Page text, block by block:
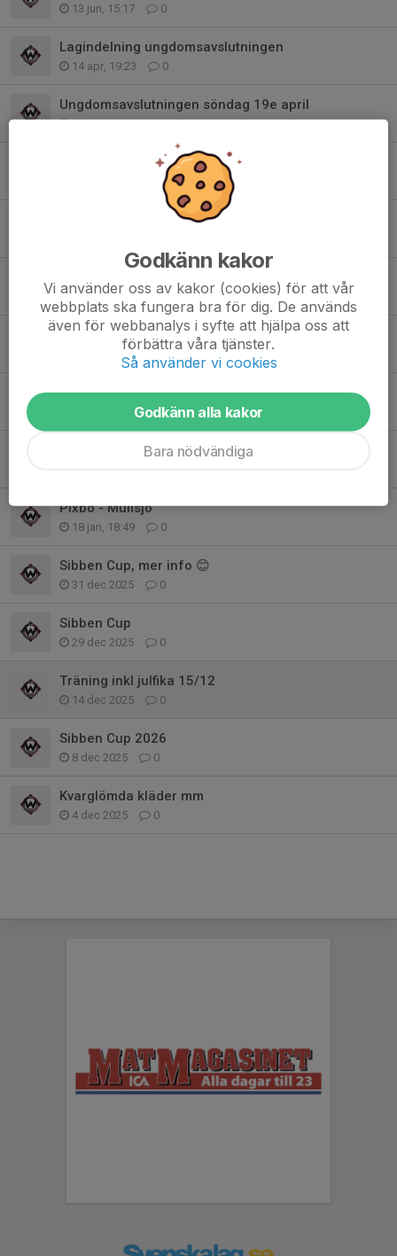
13 jun, 15:17 0
Lagindelning ungdomsavslutningen
14 apr, 19:23 0
Ungdomsavslutningen söndag 19e april
13 apr, 19:39 0
Boende Warbergsspelen. Ankomsttider mm.
0
Warbergsspelen 2026
16 feb, 20:43 0
Pixbo - Mullsjö söndag 15e februari
13 feb, 11:10 0
Boende Warbergsspelen
27 jan, 19:50 0
Inför kvällens lag
Pixbo - Mullsjö
18 jan, 18:49 0
Sibben Cup, mer info 😊
31 dec 2025 0
Sibben Cup
29 dec 2025 0
Träning inkl julfika 15/12
14 dec 2025 0
Sibben Cup 2026
8 dec 2025 0
Kvarglömda kläder mm
4 dec 2025 0
Godkänn kakor
Vi använder oss av kakor (cookies) för att vår
webbplats ska fungera bra för dig. De används
även för webbanalys i syfte att hjälpa oss att
förbättra våra tjänster.
Så använder vi cookies
Godkänn alla kakor
Bara nödvändiga